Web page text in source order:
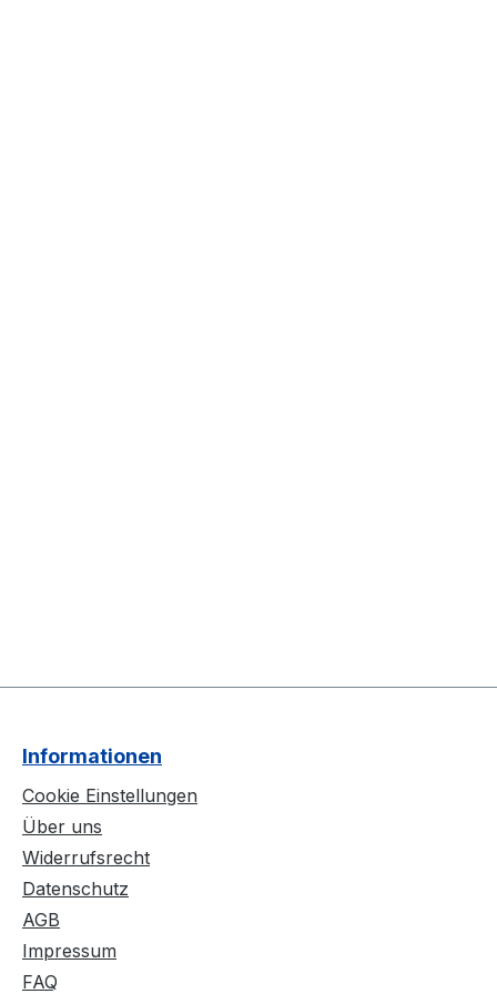
Informationen
Cookie Einstellungen
Über uns
Widerrufsrecht
Datenschutz
AGB
Impressum
FAQ